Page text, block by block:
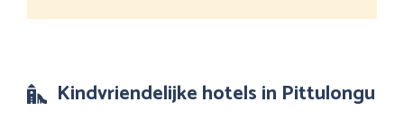
Kindvriendelijke hotels in Pittulongu